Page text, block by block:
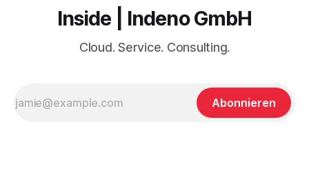
Inside | Indeno GmbH
Cloud. Service. Consulting.
Abonnieren